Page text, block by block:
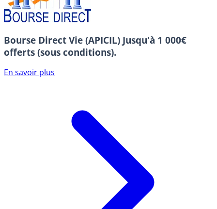
Bourse Direct Vie (APICIL) Jusqu'à 1 000€
offerts (sous conditions).
En savoir plus